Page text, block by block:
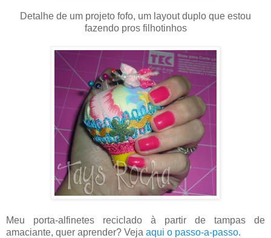
Detalhe de um projeto fofo, um layout duplo que estou
fazendo pros filhotinhos
Meu porta-alfinetes reciclado à partir de tampas de
amaciante, quer aprender? Veja aqui o passo-a-passo.